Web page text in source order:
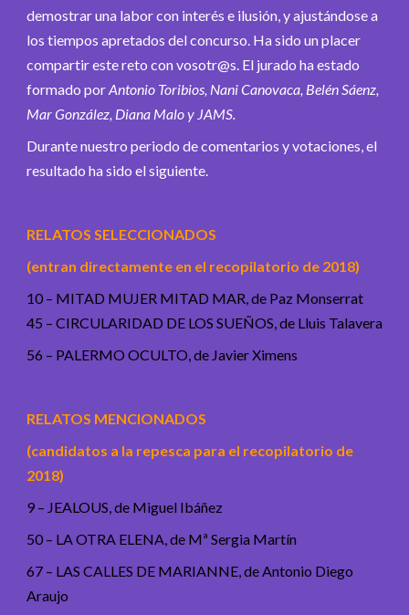
demostrar una labor con interés e ilusión, y ajustándose a
los tiempos apretados del concurso. Ha sido un placer
compartir este reto con vosotr@s. El jurado ha estado
formado porAntonio Toribios, Nani Canovaca, Belén Sáenz,
Mar González, Diana Malo y JAMS.
Durante nuestro periodo de comentarios y votaciones, el
resultado ha sido el siguiente.
RELATOS SELECCIONADOS
(entran directamente en el recopilatorio de 2018)
10 – MITAD MUJER MITAD MAR, de Paz Monserrat
45 – CIRCULARIDAD DE LOS SUEÑOS, de Lluis Talavera
56 – PALERMO OCULTO, de Javier Ximens
RELATOS MENCIONADOS
(candidatos a la repesca para el recopilatorio de
2018)
9 – JEALOUS, de Miguel Ibáñez
50 – LA OTRA ELENA, de Mª Sergia Martín
67 – LAS CALLES DE MARIANNE, de Antonio Diego
Araujo